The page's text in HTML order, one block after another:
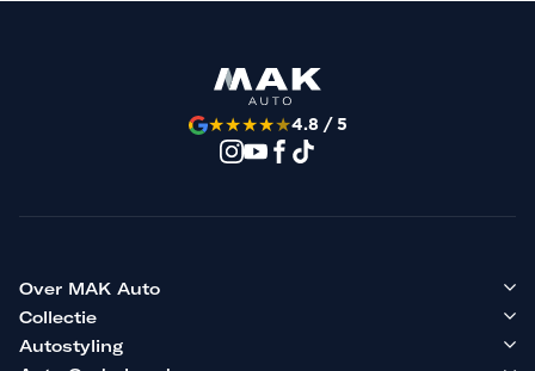
★★★★★4.8 / 5
Over MAK Auto
Collectie
Autostyling